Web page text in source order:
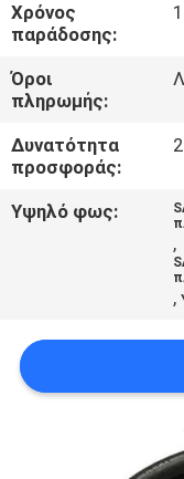
ΜΑΣ
ΕΛΆΤΕ
ΣΕ
ΕΠΑΦΉ
ΜΕ
ΈΝΑ
Χρόνος
παράδοσης:
Όροι
πληρωμής:
Δυνατότητα
προσφοράς:
Υψηλό φως:
,
,